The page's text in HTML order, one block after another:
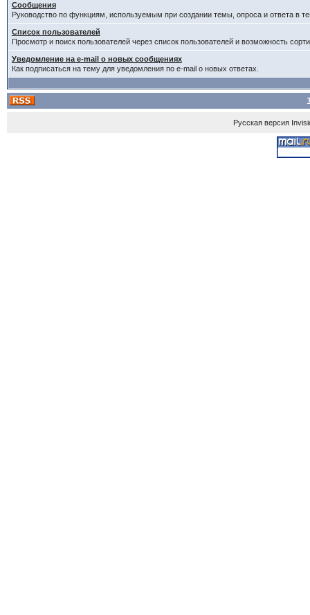
Сообщения
Руководство по функциям, используемым при создании темы, опроса и ответа в
Список пользователей
Просмотр и поиск пользователей через список пользователей и возможность
Уведомление на e-mail о новых сообщениях
Как подписаться на тему для уведомления по e-mail о новых ответах.
Русская версия